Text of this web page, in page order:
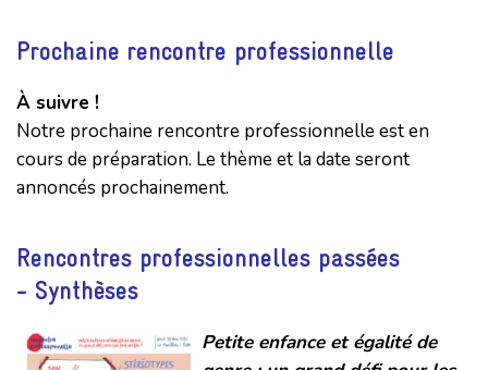
Prochaine rencontre professionnelle
À suivre !
Notre prochaine rencontre professionnelle est en
cours de préparation. Le thème et la date seront
annoncés prochainement.
Rencontres professionnelles passées
- Synthèses
Petite enfance et égalité de